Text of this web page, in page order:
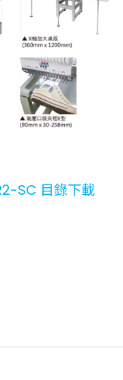
SC 目錄下載